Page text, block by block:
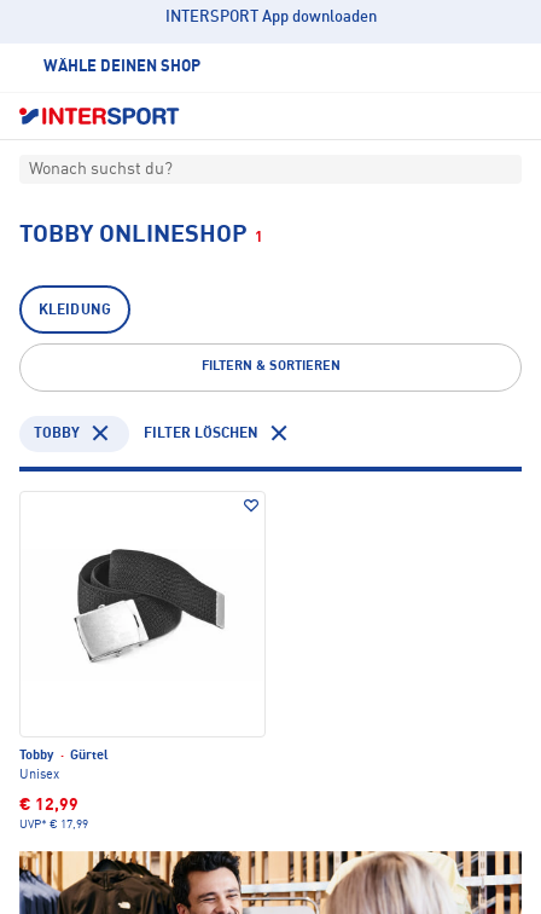
INTERSPORT App downloaden
WÄHLE DEINEN SHOP
Wonach suchst du?
TOBBY ONLINESHOP 1
KLEIDUNG
FILTERN & SORTIEREN
TOBBY FILTER LÖSCHEN
Tobby · Gürtel
Unisex
€ 12,99
UVP* € 17,99